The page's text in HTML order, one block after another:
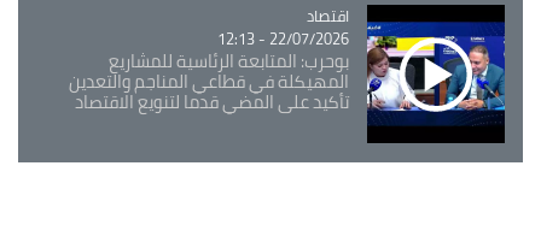
Catégorie
اقتصاد
22/07/2026 - 12:13
بوحرب: المتابعة الرئاسية للمشاريع
المهيكلة في قطاعي المناجم والتعدين
تأكيد على المضي قدما لتنويع الاقتصاد